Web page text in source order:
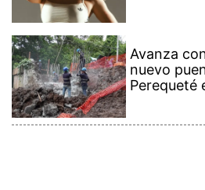
Avanza
nuevo
Perequeté